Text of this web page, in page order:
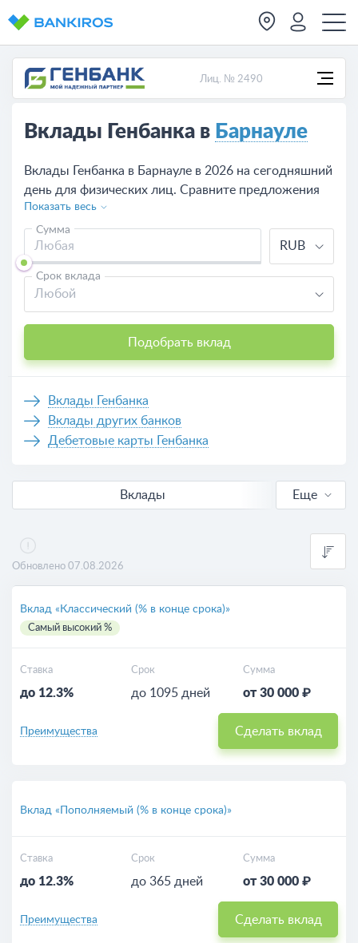
Лиц. № 2490
Вклады Генбанка в Барнауле
Вклады Генбанка в Барнауле в 2026 на сегодняшний
день для физических лиц. Сравните предложения
по вкладам в Генбанке, рассчитайте доходность
калькулятором, оформите депозит на сайте или в
одно из отделений банка в Барнауле.
Показать весь
Сумма
RUB
Срок вклада
Любой
Подобрать вклад
Вклады Генбанка
Вклады других банков
Дебетовые карты Генбанка
Вклады
Еще
Обновлено 07.08.2026
Вклад «Классический (% в конце срока)»
Самый высокий %
Ставка
до 12.3%
Срок
до 1095 дней
Сумма
от 30 000 ₽
Преимущества Сделать вклад
Вклад «Пополняемый (% в конце срока)»
Ставка
до 12.3%
Срок
до 365 дней
Сумма
от 30 000 ₽
Преимущества Сделать вклад